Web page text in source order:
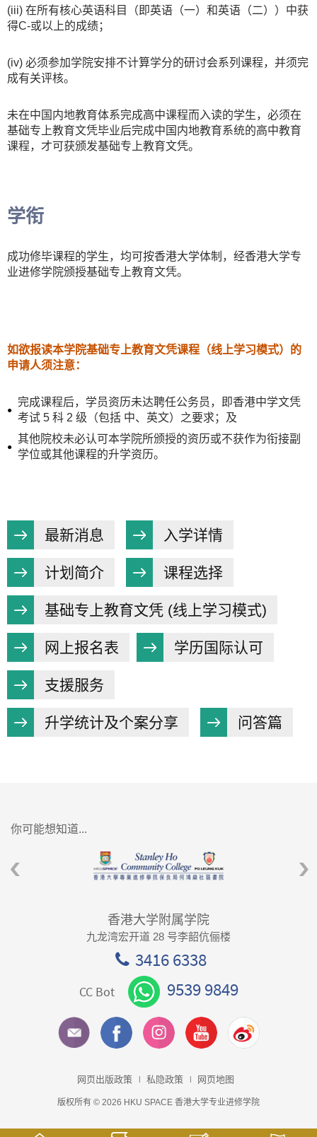
(iii) 在所有核心英语科目（即英语（一）和英语（二））中获
得C-或以上的成绩；
(iv) 必须参加学院安排不计算学分的研讨会系列课程，并须完
成有关评核。
未在中国内地教育体系完成高中课程而入读的学生，必须在
基础专上教育文凭毕业后完成中国内地教育系统的高中教育
课程，才可获颁发基础专上教育文凭。
学衔
成功修毕课程的学生，均可按香港大学体制，经香港大学专
业进修学院颁授基础专上教育文凭。
如欲报读本学院基础专上教育文凭课程（线上学习模式）的
申请人须注意：
完成课程后，学员资历未达聘任公务员，即香港中学文凭
考试 5 科 2 级（包括 中、英文）之要求；及
其他院校未必认可本学院所颁授的资历或不获作为衔接副
学位或其他课程的升学资历。
最新消息 入学详情
计划简介 课程选择
基础专上教育文凭 (线上学习模式)
网上报名表 学历国际认可
支援服务
升学统计及个案分享 问答篇
你可能想知道...
香港大学附属学院
九龙湾宏开道 28 号李韶伉俪楼
3416 6338
CC Bot 9539 9849
网页出版政策 私隐政策 网页地图
版权所有 © 2026 HKU SPACE 香港大学专业进修学院